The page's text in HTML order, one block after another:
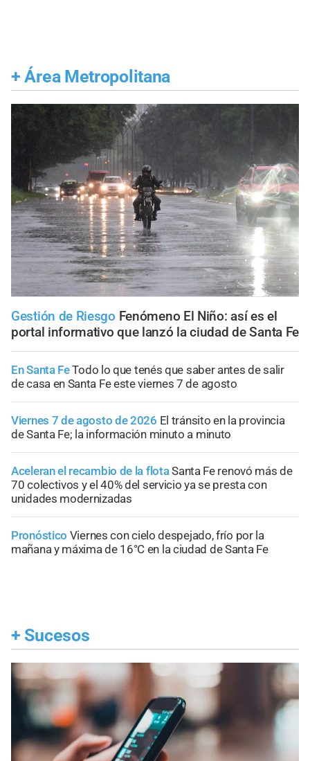
+ Área Metropolitana
Gestión de Riesgo Fenómeno El Niño: así es el
portal informativo que lanzó la ciudad de Santa Fe
En Santa FeTodo lo que tenés que saber antes de salir
de casa en Santa Fe este viernes 7 de agosto
Viernes 7 de agosto de 2026 El tránsito en la provincia
de Santa Fe; la información minuto a minuto
Aceleran el recambio de la flotaSanta Fe renovó más de
70 colectivos y el 40% del servicio ya se presta con
unidades modernizadas
Pronóstico Viernes con cielo despejado, frío por la
mañana y máxima de 16°C en la ciudad de Santa Fe
+ Sucesos